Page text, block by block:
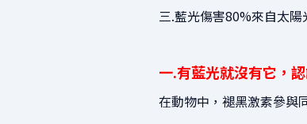
三.藍光傷害80%來自太
一.有藍光就沒有它，
在動物中，褪黑激素參與